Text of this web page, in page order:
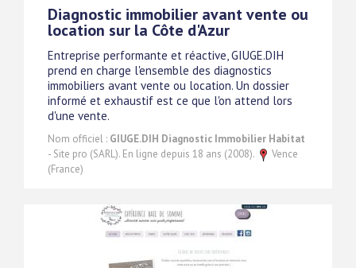
Diagnostic immobilier avant vente ou
location sur la Côte d'Azur
Entreprise performante et réactive, GIUGE.DIH
prend en charge l'ensemble des diagnostics
immobiliers avant vente ou location. Un dossier
informé et exhaustif est ce que l'on attend lors
d'une vente.
Nom officiel : GIUGE.DIH Diagnostic Immobilier Habitat
- Site pro (SARL). En ligne depuis 18 ans (2008).
Vence
(France)